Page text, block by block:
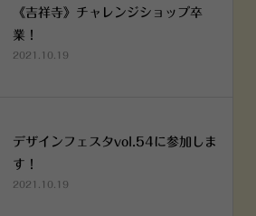
《吉祥寺》チャレンジショップ卒
業！
2021.10.19
デザインフェスタvol.54に参加しま
す！
2021.10.19